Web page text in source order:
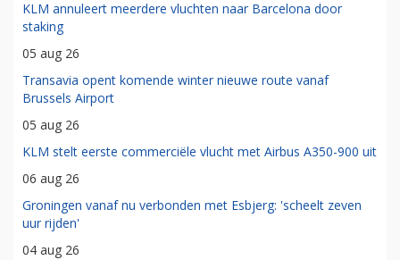
KLM annuleert meerdere vluchten naar Barcelona door
staking
05 aug 26
Transavia opent komende winter nieuwe route vanaf
Brussels Airport
05 aug 26
KLM stelt eerste commerciële vlucht met Airbus A350-900 uit
06 aug 26
Groningen vanaf nu verbonden met Esbjerg: 'scheelt zeven
uur rijden'
04 aug 26